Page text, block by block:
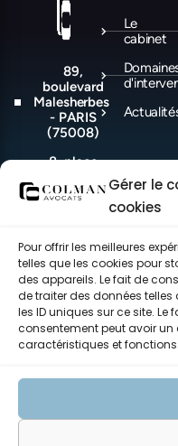
Gérer le
cookies
Pour offrir les meilleures
telles que les cookies pour
des appareils. Le fait de
de traiter des données
les ID uniques sur ce site.
consentement peut avoir un
caractéristiques et fonctions.
89,
boulevard
Malesherbes
- PARIS
(75008)
8, place
-
Le
cabinet
©COLMAN Avocats 2021-